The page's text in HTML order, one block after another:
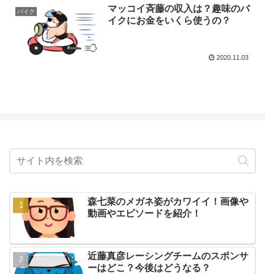
バイク
マッコイ斉藤の収入は？趣味のバ
イクにお金をいくら使うの？
2020.11.03
森七菜のメガネ姿がカワイイ！画像や
動画やエピソードを紹介！
近藤真彦レーシングチームのスポンサ
ーはどこ？今後はどうなる？